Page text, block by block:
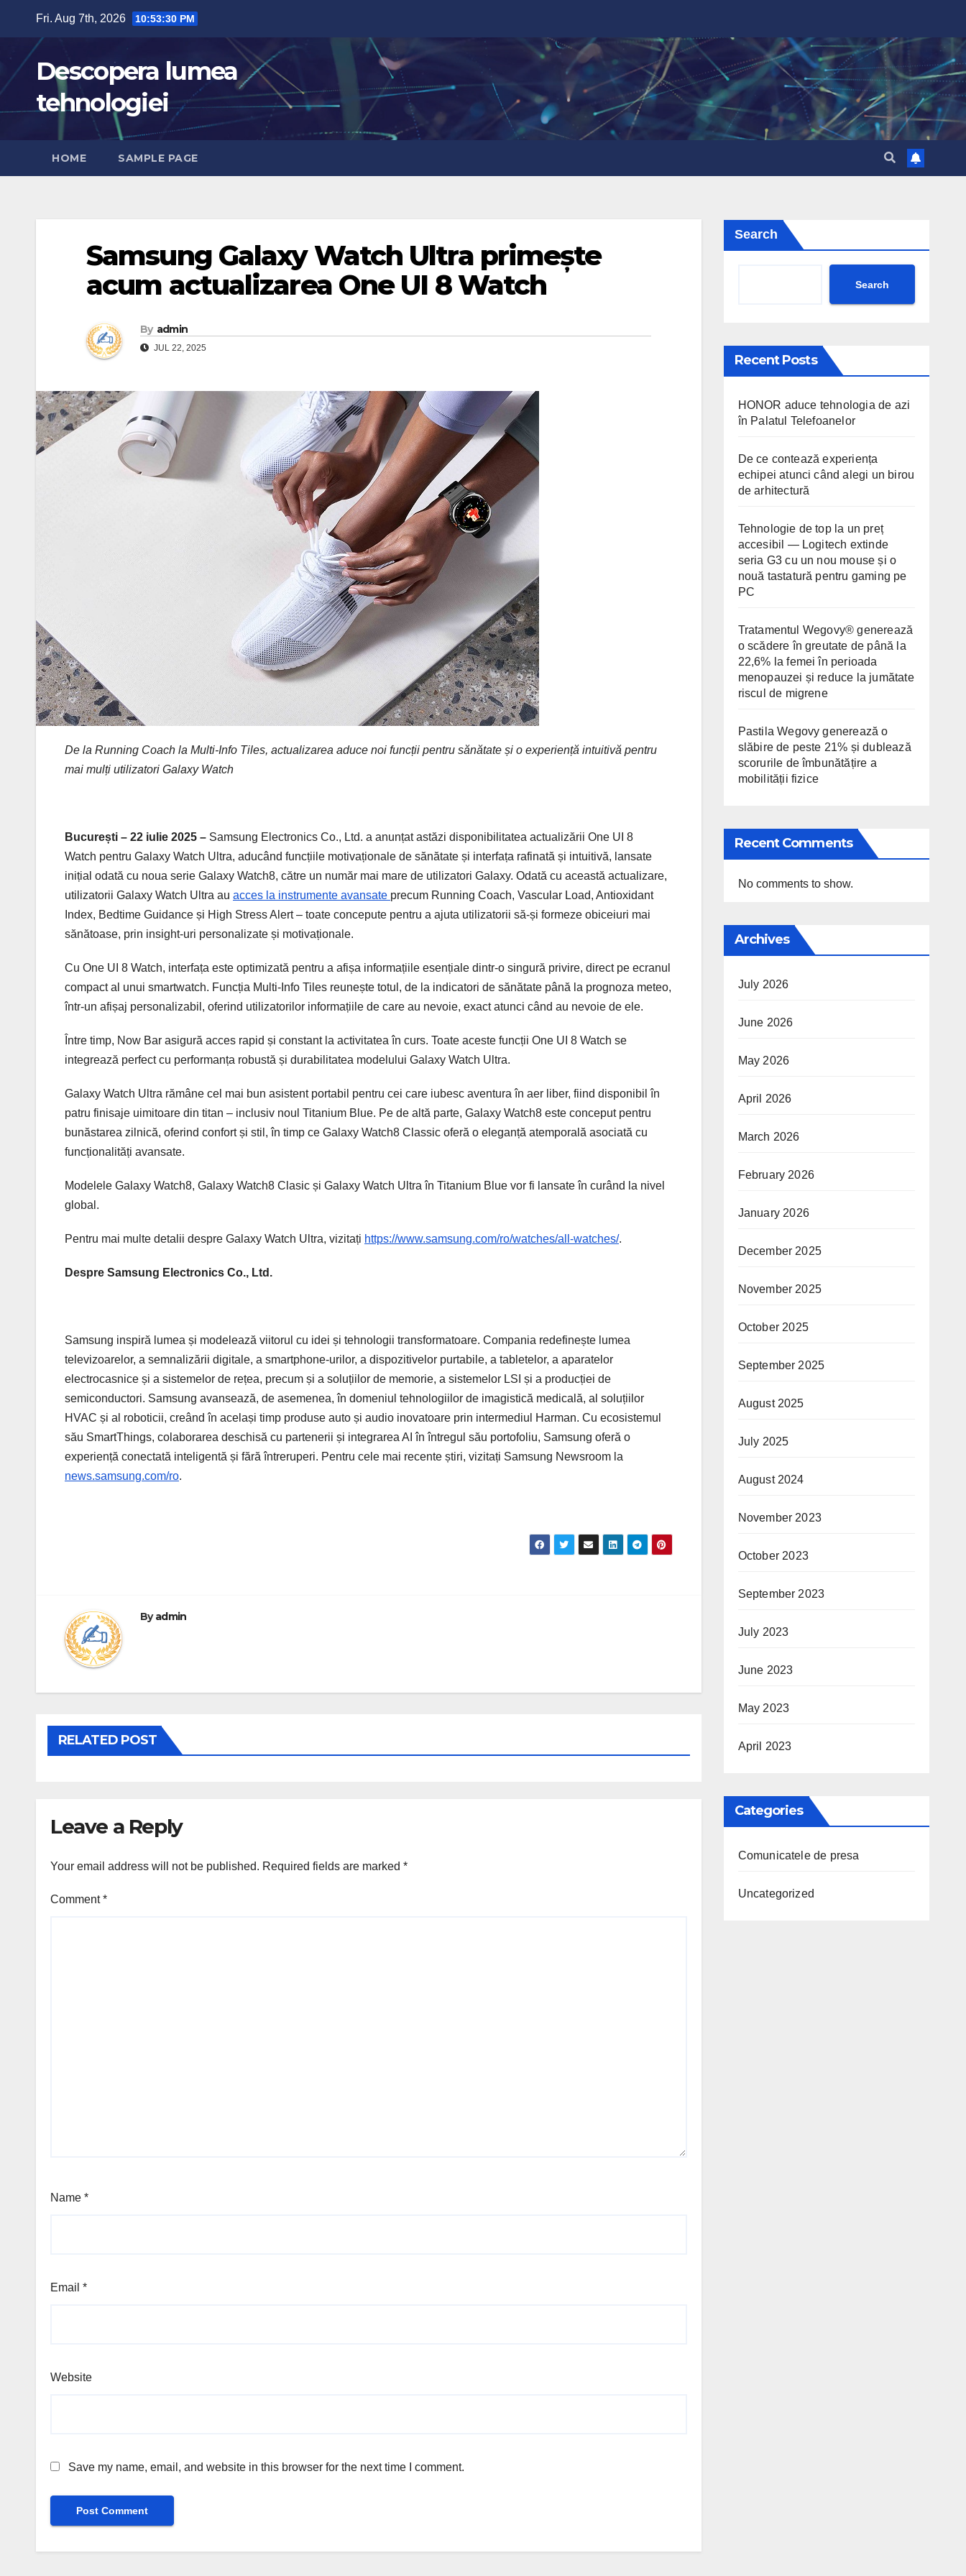
content
Fri. Aug 7th, 2026 10:53:32 PM
Descopera lumea
tehnologiei
HOME SAMPLE PAGE
Samsung Galaxy Watch Ultra primește
acum actualizarea One UI 8 Watch
By admin
JUL 22, 2025
De la Running Coach la Multi-Info Tiles, actualizarea aduce noi funcții pentru sănătate și o experiență intuitivă pentru
mai mulți utilizatori Galaxy Watch
București – 22 iulie 2025 – Samsung Electronics Co., Ltd. a anunțat astăzi disponibilitatea actualizării One UI 8
Watch pentru Galaxy Watch Ultra, aducând funcțiile motivaționale de sănătate și interfața rafinată și intuitivă, lansate
inițial odată cu noua serie Galaxy Watch8, către un număr mai mare de utilizatori Galaxy. Odată cu această actualizare,
utilizatorii Galaxy Watch Ultra au acces la instrumente avansate precum Running Coach, Vascular Load, Antioxidant
Index, Bedtime Guidance și High Stress Alert – toate concepute pentru a ajuta utilizatorii să-și formeze obiceiuri mai
sănătoase, prin insight-uri personalizate și motivaționale.
Cu One UI 8 Watch, interfața este optimizată pentru a afișa informațiile esențiale dintr-o singură privire, direct pe ecranul
compact al unui smartwatch. Funcția Multi-Info Tiles reunește totul, de la indicatori de sănătate până la prognoza meteo,
într-un afișaj personalizabil, oferind utilizatorilor informațiile de care au nevoie, exact atunci când au nevoie de ele.
Între timp, Now Bar asigură acces rapid și constant la activitatea în curs. Toate aceste funcții One UI 8 Watch se
integrează perfect cu performanța robustă și durabilitatea modelului Galaxy Watch Ultra.
Galaxy Watch Ultra rămâne cel mai bun asistent portabil pentru cei care iubesc aventura în aer liber, fiind disponibil în
patru finisaje uimitoare din titan – inclusiv noul Titanium Blue. Pe de altă parte, Galaxy Watch8 este conceput pentru
bunăstarea zilnică, oferind confort și stil, în timp ce Galaxy Watch8 Classic oferă o eleganță atemporală asociată cu
funcționalități avansate.
Modelele Galaxy Watch8, Galaxy Watch8 Clasic și Galaxy Watch Ultra în Titanium Blue vor fi lansate în curând la nivel
global.
Pentru mai multe detalii despre Galaxy Watch Ultra, vizitați https://www.samsung.com/ro/watches/all-watches/.
Despre Samsung Electronics Co., Ltd.
Samsung inspiră lumea și modelează viitorul cu idei și tehnologii transformatoare. Compania redefinește lumea
televizoarelor, a semnalizării digitale, a smartphone-urilor, a dispozitivelor purtabile, a tabletelor, a aparatelor
electrocasnice și a sistemelor de rețea, precum și a soluțiilor de memorie, a sistemelor LSI și a producției de
semiconductori. Samsung avansează, de asemenea, în domeniul tehnologiilor de imagistică medicală, al soluțiilor
HVAC și al roboticii, creând în același timp produse auto și audio inovatoare prin intermediul Harman. Cu ecosistemul
său SmartThings, colaborarea deschisă cu partenerii și integrarea AI în întregul său portofoliu, Samsung oferă o
experiență conectată inteligentă și fără întreruperi. Pentru cele mai recente știri, vizitați Samsung Newsroom la
news.samsung.com/ro.
Byadmin
RELATED POST
Leave a Reply
Your email address will not be published. Required fields are marked *
Comment*
Name *
Email *
Website
Save my name, email, and website in this browser for the next time I comment.
Search
Search
Recent Posts
HONOR aduce tehnologia de azi
în Palatul Telefoanelor
De ce contează experiența
echipei atunci când alegi un birou
de arhitectură
Tehnologie de top la un preț
accesibil — Logitech extinde
seria G3 cu un nou mouse și o
nouă tastatură pentru gaming pe
PC
Tratamentul Wegovy® generează
o scădere în greutate de până la
22,6% la femei în perioada
menopauzei și reduce la jumătate
riscul de migrene
Pastila Wegovy generează o
slăbire de peste 21% și dublează
scorurile de îmbunătățire a
mobilității fizice
Recent Comments
No comments to show.
Archives
July 2026
June 2026
May 2026
April 2026
March 2026
February 2026
January 2026
December 2025
November 2025
October 2025
September 2025
August 2025
July 2025
August 2024
November 2023
October 2023
September 2023
July 2023
June 2023
May 2023
April 2023
Categories
Comunicatele de presa
Uncategorized